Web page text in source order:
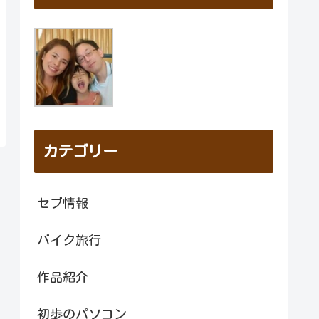
カテゴリー
セブ情報
バイク旅行
作品紹介
初歩のパソコン